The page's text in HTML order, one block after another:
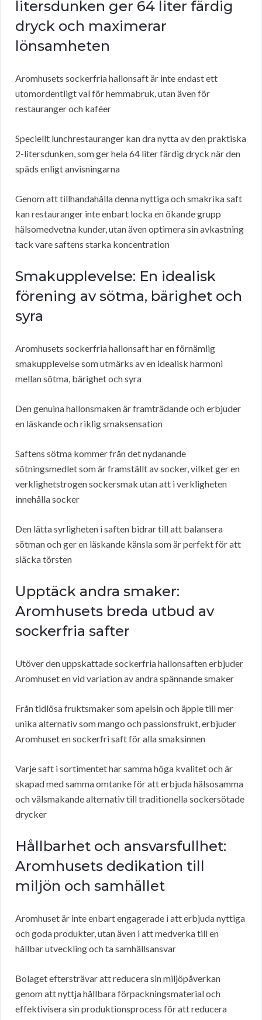
litersdunken ger 64 liter färdig
dryck och maximerar
lönsamheten
Aromhusets sockerfria hallonsaft är inte endast ett
utomordentligt val för hemmabruk, utan även för
restauranger och kaféer
Speciellt lunchrestauranger kan dra nytta av den praktiska
2-litersdunken, som ger hela 64 liter färdig dryck när den
späds enligt anvisningarna
Genom att tillhandahålla denna nyttiga och smakrika saft
kan restauranger inte enbart locka en ökande grupp
hälsomedvetna kunder, utan även optimera sin avkastning
tack vare saftens starka koncentration
Smakupplevelse: En idealisk
förening av sötma, bärighet och
syra
Aromhusets sockerfria hallonsaft har en förnämlig
smakupplevelse som utmärks av en idealisk harmoni
mellan sötma, bärighet och syra
Den genuina hallonsmaken är framträdande och erbjuder
en läskande och riklig smaksensation
Saftens sötma kommer från det nydanande
sötningsmedlet som är framställt av socker, vilket ger en
verklighetstrogen sockersmak utan att i verkligheten
innehålla socker
Den lätta syrligheten i saften bidrar till att balansera
sötman och ger en läskande känsla som är perfekt för att
släcka törsten
Upptäck andra smaker:
Aromhusets breda utbud av
sockerfria safter
Utöver den uppskattade sockerfria hallonsaften erbjuder
Aromhuset en vid variation av andra spännande smaker
Från tidlösa fruktsmaker som apelsin och äpple till mer
unika alternativ som mango och passionsfrukt, erbjuder
Aromhuset en sockerfri saft för alla smaksinnen
Varje saft i sortimentet har samma höga kvalitet och är
skapad med samma omtanke för att erbjuda hälsosamma
och välsmakande alternativ till traditionella sockersötade
drycker
Hållbarhet och ansvarsfullhet:
Aromhusets dedikation till
miljön och samhället
Aromhuset är inte enbart engagerade i att erbjuda nyttiga
och goda produkter, utan även i att medverka till en
hållbar utveckling och ta samhällsansvar
Bolaget eftersträvar att reducera sin miljöpåverkan
genom att nyttja hållbara förpackningsmaterial och
effektivisera sin produktionsprocess för att reducera